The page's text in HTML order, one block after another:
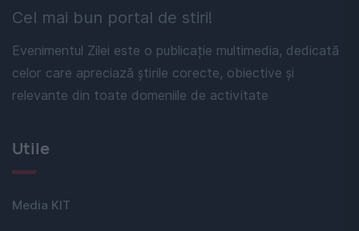
Cel mai bun portal de stiri!
Evenimentul Zilei este o publicație multimedia, dedicată
celor care apreciază știrile corecte, obiective și
relevante din toate domeniile de activitate
Utile
Media KIT